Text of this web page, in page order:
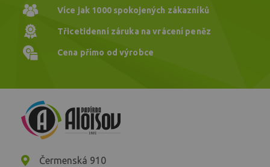
Více jak 1000spokojených zákazníků
Třicetidenní záruka na vrácení peněz
Cena přímo od výrobce
Čermenská 910